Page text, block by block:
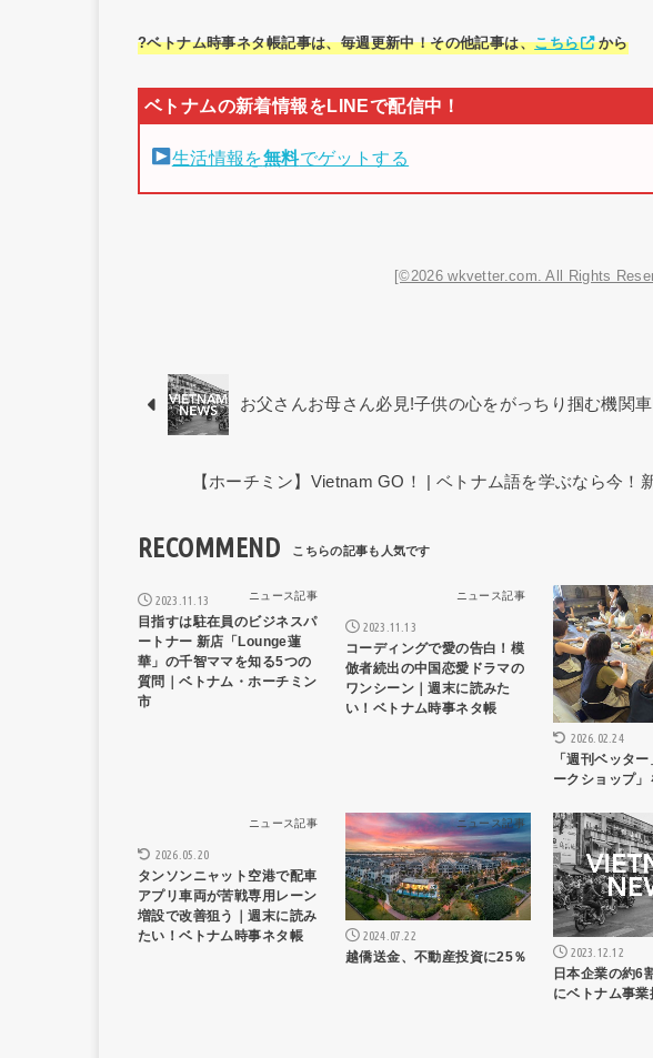
?ベトナム時事ネタ帳記事は、毎週更新中！その他記事は、こちら から
生活情報を無料でゲットする
[©2026 wkvetter.com. All Rights
お父さんお母さん必見!子供の心をがっちり掴む機関
【ホーチミン】Vietnam GO！ | ベトナム語を学ぶなら今！
RECOMMEND
ニュース記事
2023.11.13
目指すは駐在員のビジネスパ
ートナー 新店「Lounge蓮
華」の千智ママを知る5つの
質問｜ベトナム・ホーチミン
市
ニュース記事
2023.11.13
コーディングで愛の告白！模
倣者続出の中国恋愛ドラマの
ワンシーン｜週末に読みた
い！ベトナム時事ネタ帳
2026.02.24
「週刊ベッタ
ークショップ」
ニュース記事
2026.05.20
タンソンニャット空港で配車
アプリ車両が苦戦専用レーン
増設で改善狙う｜週末に読み
たい！ベトナム時事ネタ帳
ニュース記事
2024.07.22
越僑送金、不動産投資に25％ 2023.12.12
日本企業の約6
にベトナム事